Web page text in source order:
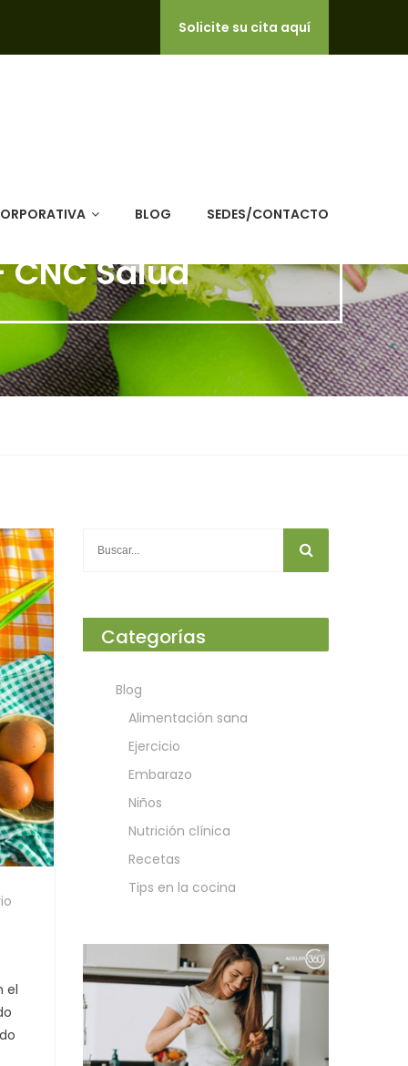
Solicite su cita aquí
BLOG SEDES/CONTACTO
Salud
el
Categorías
Blog
Alimentación sana
Ejercicio
Embarazo
Niños
Nutrición clínica
Recetas
Tips en la cocina